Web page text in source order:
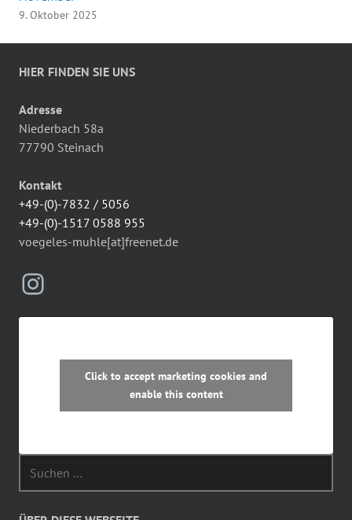
9. Oktober 2025
HIER FINDEN SIE UNS
Adresse
Niederbach 58a
77790 Steinach
Kontakt
+49-(0)-7832 / 5056
+49-(0)-1517 0588 955
voegeles-muhle[at]freenet.de
Instagram
Click to accept marketing cookies and
enable this content
nach: